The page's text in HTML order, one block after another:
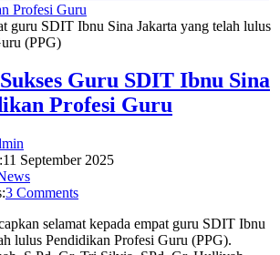
guru SDIT Ibnu Sina Jakarta yang telah lulus
(PPG)
Guru SDIT Ibnu Sina
Profesi Guru
11 September 2025
3 Comments
selamat kepada empat guru SDIT Ibnu
lulus Pendidikan Profesi Guru (PPG).